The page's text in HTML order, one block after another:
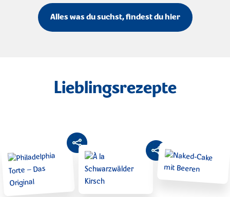
Alles was du suchst, findest du hier
Lieblingsrezepte